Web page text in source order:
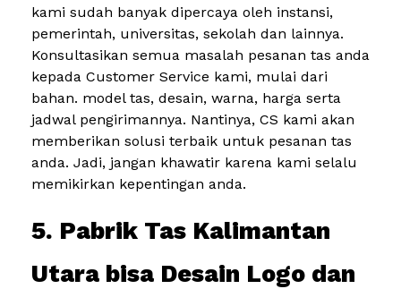
kami sudah banyak dipercaya oleh instansi,
pemerintah, universitas, sekolah dan lainnya.
Konsultasikan semua masalah pesanan tas anda
kepada Customer Service kami, mulai dari
bahan. model tas, desain, warna, harga serta
jadwal pengirimannya. Nantinya, CS kami akan
memberikan solusi terbaik untuk pesanan tas
anda. Jadi, jangan khawatir karena kami selalu
memikirkan kepentingan anda.
5. Pabrik Tas Kalimantan
Utara bisa Desain Logo dan